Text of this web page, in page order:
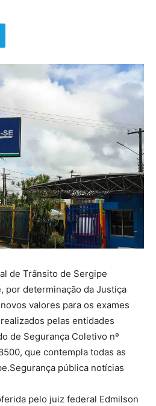
de Trânsito de Sergipe
por determinação da Justiça
valores para os exames
pelas entidades
de Segurança Coletivo nº
que contempla todas as
pública notícias
pelo juiz federal Edmilson